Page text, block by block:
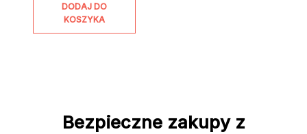
DODAJ DO
KOSZYKA
Bezpieczne zakupy z